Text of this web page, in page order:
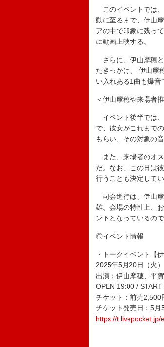
このイベントでは
動に至るまで、伊山
アの中で印象に残っ
に動画上映する。
さらに、伊山摩穂
たきっかけ、 伊山摩
い入れある1曲も爆音
＜伊山摩穂や来場者
イベント後半では
で、彼女がこれまで
もらい、その対象の
また、来場者のオ
だ。なお、この日は
行うことも決定してい
司会進行は、伊山
雄。会場の特性上、
ントとなっているの
◎イベント情報
・トークイベント【
2025年5月20日（火
出演：伊山摩穂、平賀
OPEN 19:00 /
チケット：前売2,500
チケット発売日：5月
https://t.livepocket.jp/